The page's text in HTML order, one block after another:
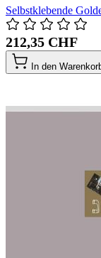
Selbstklebende
212,35 CHF
In den